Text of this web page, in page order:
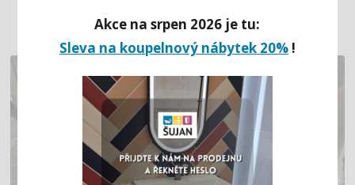
Akce na srpen 2026 je tu:
Sleva na koupelnový nábytek 20%!